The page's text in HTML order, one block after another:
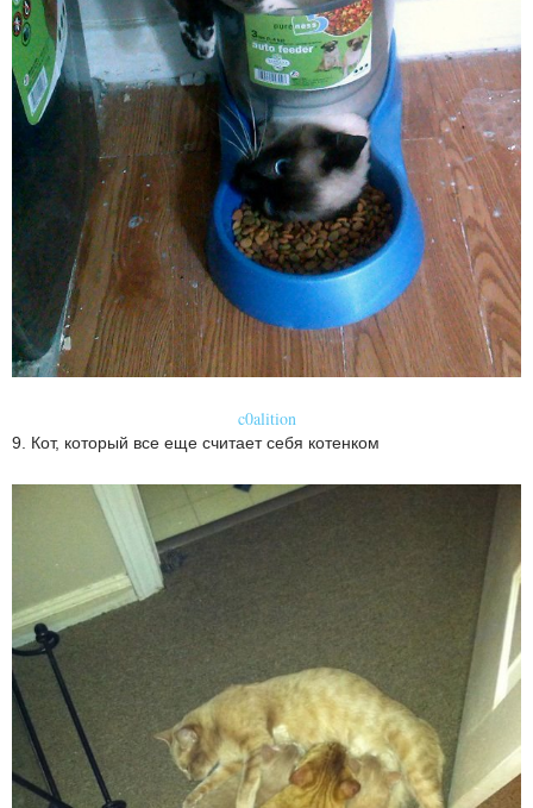
c0alition
9. Кот, который все еще считает себя котенком